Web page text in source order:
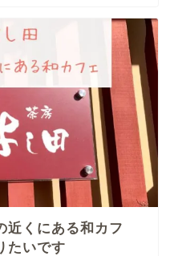
くにある和カフ
たいです